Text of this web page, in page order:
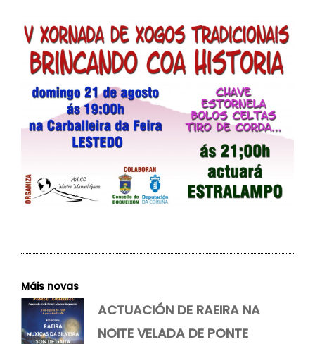
Máis novas
ACTUACIÓN DE RAEIRA NA
NOITE VELADA DE PONTE